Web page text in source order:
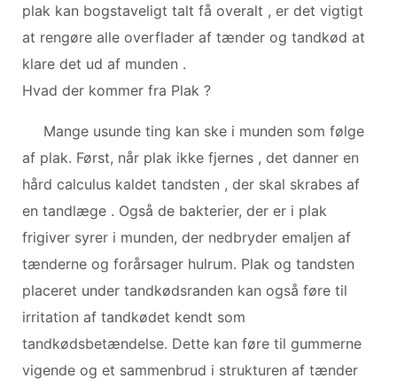
plak kan bogstaveligt talt få overalt , er det vigtigt
at rengøre alle overflader af tænder og tandkød at
klare det ud af munden .
Hvad der kommer fra Plak ?
Mange usunde ting kan ske i munden som følge
af plak. Først, når plak ikke fjernes , det danner en
hård calculus kaldet tandsten , der skal skrabes af
en tandlæge . Også de bakterier, der er i plak
frigiver syrer i munden, der nedbryder emaljen af
tænderne og forårsager hulrum. Plak og tandsten
placeret under tandkødsranden kan også føre til
irritation af tandkødet kendt som
tandkødsbetændelse. Dette kan føre til gummerne
vigende og et sammenbrud i strukturen af ​​tænder